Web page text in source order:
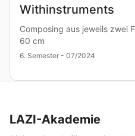
Withinstruments
Composing aus jeweils zwei
60 cm
6. Semester - 07/2024
LAZI-Akademie